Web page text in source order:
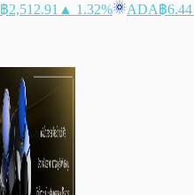
฿2,512.91 ▲ 1.32% ADA฿6.44